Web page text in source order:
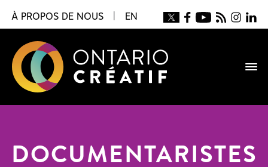
À PROPOS DE NOUS EN
DOCUMENTARISTES